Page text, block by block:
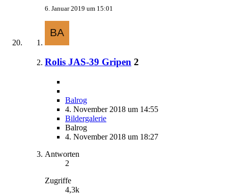
6. Januar 2019 um 15:01
Rolis JAS-39 Gripen 2
Balrog
4. November 2018 um 14:55
Bildergalerie
Balrog
4. November 2018 um 18:27
Antworten
2
Zugriffe
4,3k